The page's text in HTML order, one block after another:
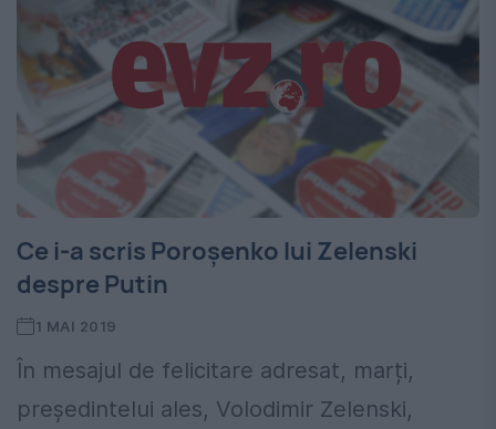
Ce i-a scris Poroșenko lui Zelenski
despre Putin
1 MAI 2019
În mesajul de felicitare adresat, marți,
preşedintelui ales, Volodimir Zelenski,